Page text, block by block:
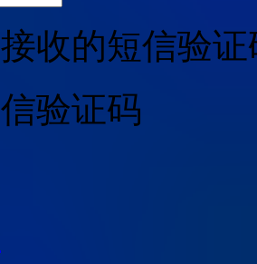
收的短信验证
验证码